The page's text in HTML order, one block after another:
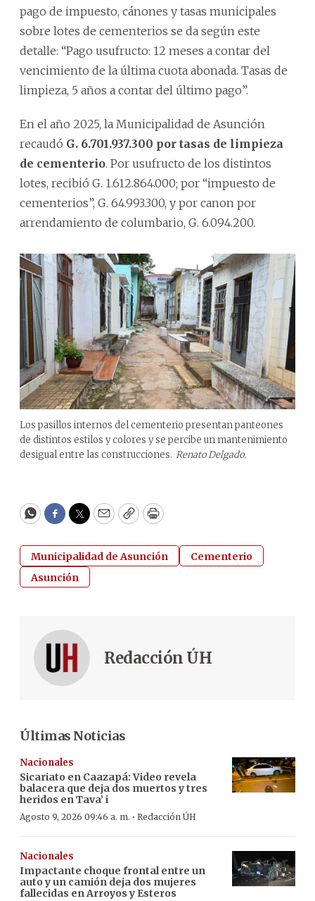
pago de impuesto, cánones y tasas municipales
sobre lotes de cementerios se da según este
detalle: “Pago usufructo: 12 meses a contar del
vencimiento de la última cuota abonada. Tasas de
limpieza, 5 años a contar del último pago”.
En el año 2025, la Municipalidad de Asunción
recaudó G. 6.701.937.300 por tasas de limpieza
de cementerio. Por usufructo de los distintos
lotes, recibió G. 1.612.864.000; por “impuesto de
cementerios”, G. 64.993.300, y por canon por
arrendamiento de columbario, G. 6.094.200.
Los pasillos internos del cementerio presentan panteones
de distintos estilos y colores y se percibe un mantenimiento
desigual entre las construcciones. Renato Delgado.
WhatsApp
Facebook
Twitter
EmailCopyPrint
Municipalidad de Asunción
Cementerio
Asunción
Redacción ÚH
Últimas Noticias
Nacionales
Sicariato en Caazapá: Video revela
balacera que deja dos muertos y tres
heridos en Tava’ i
Agosto 9, 2026 09:46 a. m. · Redacción ÚH
Nacionales
Impactante choque frontal entre un
auto y un camión deja dos mujeres
fallecidas en Arroyos y Esteros